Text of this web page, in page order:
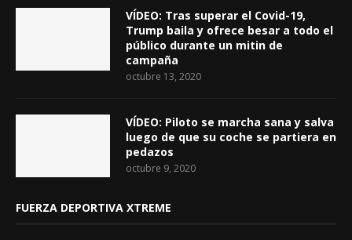
VÍDEO: Tras superar el Covid-19,
Trump baila y ofrece besar a todo el
público durante un mitin de
campaña
octubre 13, 2020
VÍDEO: Piloto se marcha sana y salva
luego de que su coche se partiera en
pedazos
octubre 9, 2020
FUERZA DEPORTIVA XTREME